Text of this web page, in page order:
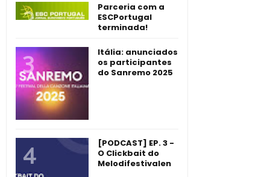
Parceria com a
ESCPortugal
terminada!
Itália: anunciados
os participantes
do Sanremo 2025
[PODCAST] EP. 3 -
O Clickbait do
Melodifestivalen